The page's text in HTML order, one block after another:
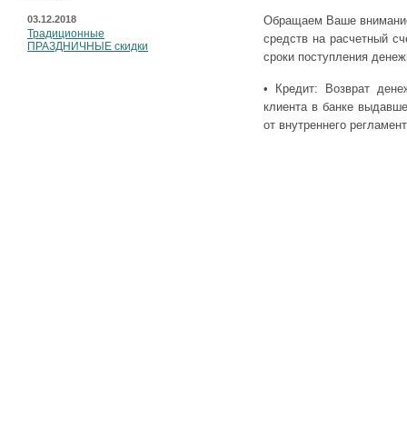
03.12.2018
Традиционные
ПРАЗДНИЧНЫЕ скидки
Обращаем Ваше
средств на расчетный
сроки поступления
• Кредит: Возврат
клиента в банке
от внутреннего